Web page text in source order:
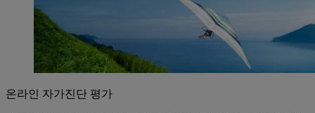
온라인 자가진단 평가